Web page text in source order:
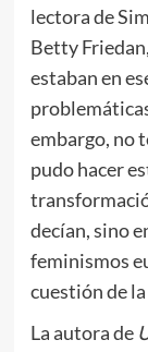
lectora de
Betty
estaban en
embargo, no
pudo hacer
decían, sino
feminismos
cuestión de
La autora de